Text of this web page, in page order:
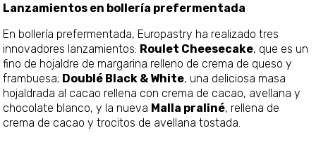
Lanzamientos en bollería prefermentada
En bollería prefermentada, Europastry ha realizado tres
innovadores lanzamientos: Roulet Cheesecake, que es un
fino de hojaldre de margarina relleno de crema de queso y
frambuesa; Doublé Black & White, una deliciosa masa
hojaldrada al cacao rellena con crema de cacao, avellana y
chocolate blanco, y la nueva Malla praliné, rellena de
crema de cacao y trocitos de avellana tostada.